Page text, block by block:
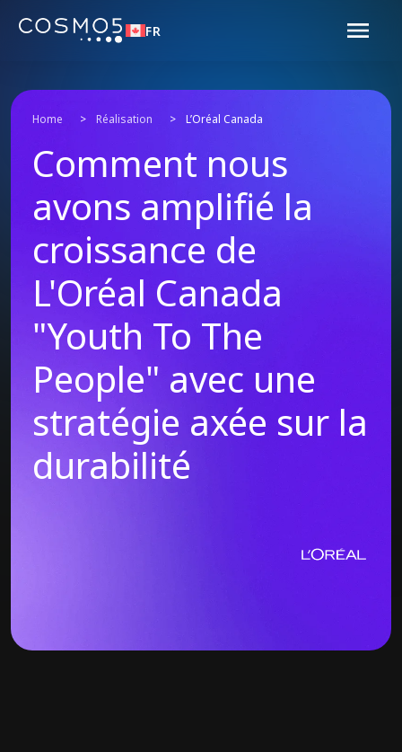
FR
Home > Réalisation > L’Oréal Canada
Comment nous
avons amplifié la
croissance de
L'Oréal Canada
"Youth To The
People" avec une
stratégie axée sur la
durabilité